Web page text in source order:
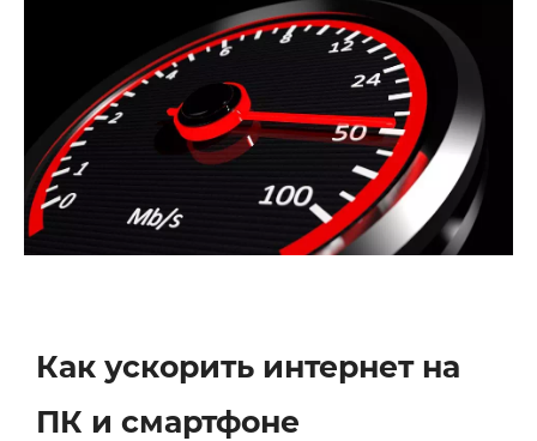
Как ускорить интернет на
ПК и смартфоне